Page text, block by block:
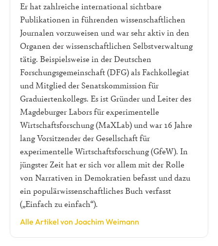
Er hat zahlreiche international sichtbare
Publikationen in führenden wissenschaftlichen
Journalen vorzuweisen und war sehr aktiv in den
Organen der wissenschaftlichen Selbstverwaltung
tätig. Beispielsweise in der Deutschen
Forschungsgemeinschaft (DFG) als Fachkollegiat
und Mitglied der Senatskommission für
Graduiertenkollegs. Es ist Gründer und Leiter des
Magdeburger Labors für experimentelle
Wirtschaftsforschung (MaXLab) und war 16 Jahre
lang Vorsitzender der Gesellschaft für
experimentelle Wirtschaftsforschung (GfeW). In
jüngster Zeit hat er sich vor allem mit der Rolle
von Narrativen in Demokratien befasst und dazu
ein populärwissenschaftliches Buch verfasst
(„Einfach zu einfach“).
Alle Artikel von Joachim Weimann